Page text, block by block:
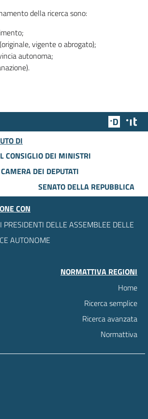
della ricerca sono:
vigente o abrogato);
autonoma;
Team
DI
CONSIGLIO DEI MINISTRI
CAMERA DEI DEPUTATI
SENATO DELLA REPUBBLICA
CON
PRESIDENTI DELLE ASSEMBLEE DELLE
AUTONOME
NORMATTIVA REGIONI
Home
Ricerca semplice
Ricerca avanzata
Normattiva